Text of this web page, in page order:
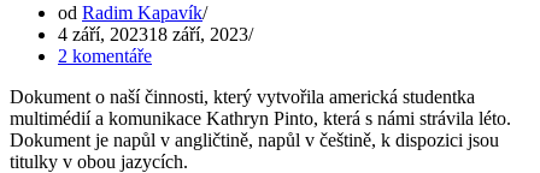
od Radim Kapavík
4 září, 202318 září, 2023
2 komentáře
Dokument o naší činnosti, který vytvořila americká studentka
multimédií a komunikace Kathryn Pinto, která s námi strávila léto.
Dokument je napůl v angličtině, napůl v češtině, k dispozici jsou
titulky v obou jazycích.